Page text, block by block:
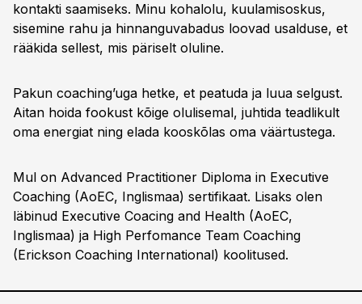
kontakti saamiseks. Minu kohalolu, kuulamisoskus,
sisemine rahu ja hinnanguvabadus loovad usalduse, et
rääkida sellest, mis päriselt oluline.
Pakun coaching’uga hetke, et peatuda ja luua selgust.
Aitan hoida fookust kõige olulisemal, juhtida teadlikult
oma energiat ning elada kooskõlas oma väärtustega.
Mul on Advanced Practitioner Diploma in Executive
Coaching (AoEC, Inglismaa) sertifikaat. Lisaks olen
läbinud Executive Coacing and Health (AoEC,
Inglismaa) ja High Perfomance Team Coaching
(Erickson Coaching International) koolitused.